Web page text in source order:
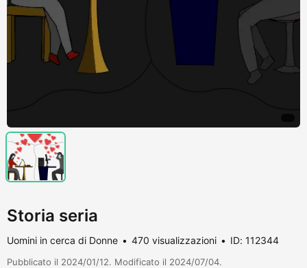
Storia seria
Uomini in cerca di Donne 470 visualizzazioni ID: 112344
Pubblicato il 2024/01/12. Modificato il 2024/07/04.